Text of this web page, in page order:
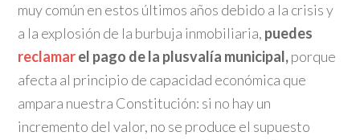
muy común en estos últimos años debido a la crisis y
a la explosión de la burbuja inmobiliaria, puedes
reclamarel pago de la plusvalía municipal,porque
afecta al principio de capacidad económica que
ampara nuestra Constitución: si no hay un
incremento del valor, no se produce el supuesto